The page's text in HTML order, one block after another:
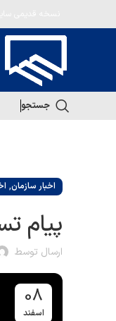
جستجو
اخبار سازمان,
پیام
ارسال توسط
08
اسفند